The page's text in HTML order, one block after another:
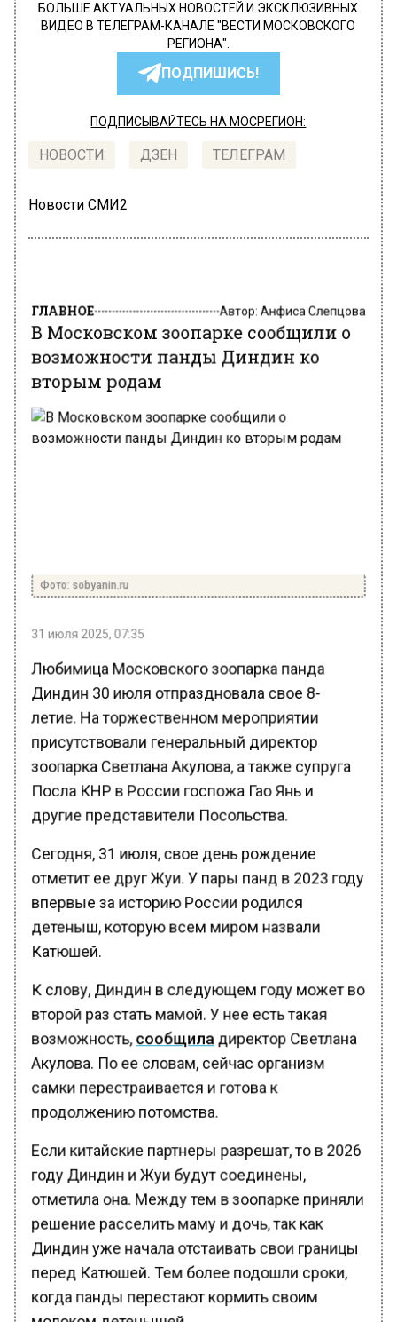
БОЛЬШЕ АКТУАЛЬНЫХ НОВОСТЕЙ И ЭКСКЛЮЗИВНЫХ
ВИДЕО В ТЕЛЕГРАМ-КАНАЛЕ "ВЕСТИ МОСКОВСКОГО
РЕГИОНА".
ПОДПИШИСЬ!
ПОДПИСЫВАЙТЕСЬ НА МОСРЕГИОН:
НОВОСТИ ДЗЕН ТЕЛЕГРАМ
Новости СМИ2
В Московском зоопарке сообщили о
возможности панды Диндин ко
вторым родам
31 июля 2025, 07:35
Любимица Московского зоопарка панда
Диндин 30 июля отпраздновала свое 8-
летие. На торжественном мероприятии
присутствовали генеральный директор
зоопарка Светлана Акулова, а также супруга
Посла КНР в России госпожа Гао Янь и
другие представители Посольства.
Сегодня, 31 июля, свое день рождение
отметит ее друг Жуи. У пары панд в 2023 году
впервые за историю России родился
детеныш, которую всем миром назвали
Катюшей.
К слову, Диндин в следующем году может во
второй раз стать мамой. У нее есть такая
возможность, сообщила директор Светлана
Акулова. По ее словам, сейчас организм
самки перестраивается и готова к
продолжению потомства.
Если китайские партнеры разрешат, то в 2026
году Диндин и Жуи будут соединены,
отметила она. Между тем в зоопарке приняли
решение расселить маму и дочь, так как
Диндин уже начала отстаивать свои границы
перед Катюшей. Тем более подошли сроки,
когда панды перестают кормить своим